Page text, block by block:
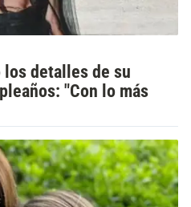
detalles de su
"Con lo más